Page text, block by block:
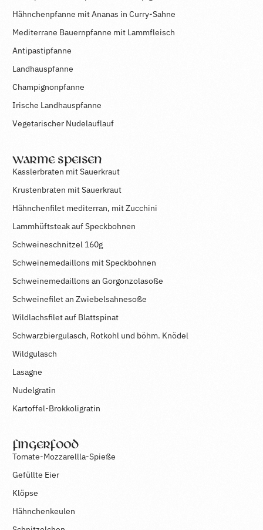
Hähnchenpfanne mit Ananas in Curry-Sahne
Mediterrane Bauernpfanne mit Lammfleisch
Antipastipfanne
Landhauspfanne
Champignonpfanne
Irische Landhauspfanne
Vegetarischer Nudelauflauf
Warme Speisen
Kasslerbraten mit Sauerkraut
Krustenbraten mit Sauerkraut
Hähnchenfilet mediterran, mit Zucchini
Lammhüftsteak auf Speckbohnen
Schweineschnitzel 160g
Schweinemedaillons mit Speckbohnen
Schweinemedaillons an Gorgonzolasoße
Schweinefilet an Zwiebelsahnesoße
Wildlachsfilet auf Blattspinat
Schwarzbiergulasch, Rotkohl und böhm. Knödel
Wildgulasch
Lasagne
Nudelgratin
Kartoffel-Brokkoligratin
Fingerfood
Tomate-Mozzarellla-Spieße
Gefüllte Eier
Klöpse
Hähnchenkeulen